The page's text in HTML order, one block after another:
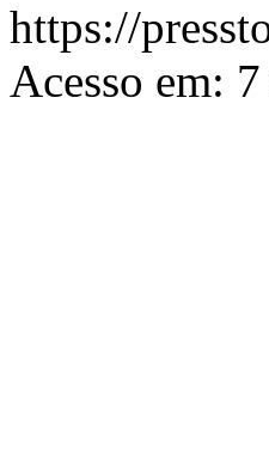
https://
Acesso em: